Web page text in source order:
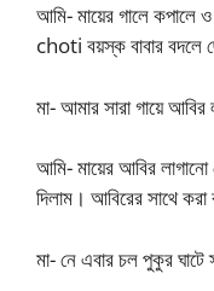
আমি- মায়ের গালে
choti বয়স্ক বাবার বদলে
মা- আমার সারা গায়ে আবির
আমি- মায়ের আবির লাগানো
দিলাম। আবিরের সাথে
মা- নে এবার চল পুকুর